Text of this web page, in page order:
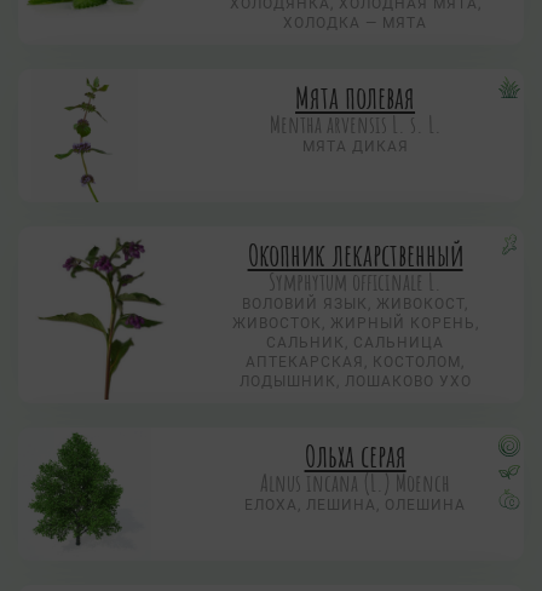
ХОЛОДЯНКА, ХОЛОДНАЯ МЯТА,
ХОЛОДКА — МЯТА
Мята полевая
Mentha arvensis L. s. L.
МЯТА ДИКАЯ
Окопник лекарственный
Symphytum officinale L.
ВОЛОВИЙ ЯЗЫК, ЖИВОКОСТ,
ЖИВОСТОК, ЖИРНЫЙ КОРЕНЬ,
САЛЬНИК, САЛЬНИЦА
АПТЕКАРСКАЯ, КОСТОЛОМ,
ЛОДЫШНИК, ЛОШАКОВО УХО
Ольха серая
Alnus incana (L.) Moench
ЕЛОХА, ЛЕШИНА, ОЛЕШИНА